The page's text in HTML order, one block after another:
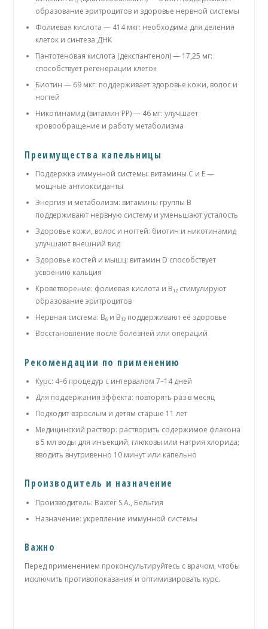
образование эритроцитов и здоровье нервной системы
Фолиевая кислота — 414 мкг: необходима для деления
клеток и синтеза ДНК
Пантотеновая кислота (декспантенол) — 17,25 мг:
способствует регенерации клеток
Биотин — 69 мкг: поддерживает здоровье кожи, волос и
ногтей
Никотинамид (витамин PP) — 46 мг: улучшает
кровообращение и работу метаболизма
Преимущества капельницы
Поддержка иммунной системы: витамины C и E —
мощные антиоксиданты
Энергия и метаболизм: витамины группы B
поддерживают нервную систему и уменьшают усталость
Здоровье кожи, волос и ногтей: биотин и никотинамид
улучшают внешний вид
Здоровье костей и мышц: витамин D способствует
усвоению кальция
Кроветворение: фолиевая кислота и B₁₂ стимулируют
образование эритроцитов
Нервная система: B₆ и B₁₂ поддерживают её здоровье
Восстановление после болезней или операций
Рекомендации по применению
Курс: 4–6 процедур с интервалом 7–14 дней
Для поддержания эффекта: повторять раз в месяц
Подходит взрослым и детям старше 11 лет
Медицинский раствор: растворить содержимое флакона
в 5 мл воды для инъекций, глюкозы или натрия хлорида;
вводить внутривенно 10 минут или капельно
Производитель и назначение
Производитель: Baxter S.A., Бельгия
Назначение: укрепление иммунной системы
Важно
Перед применением проконсультируйтесь с врачом, чтобы
исключить противопоказания и оптимизировать курс.